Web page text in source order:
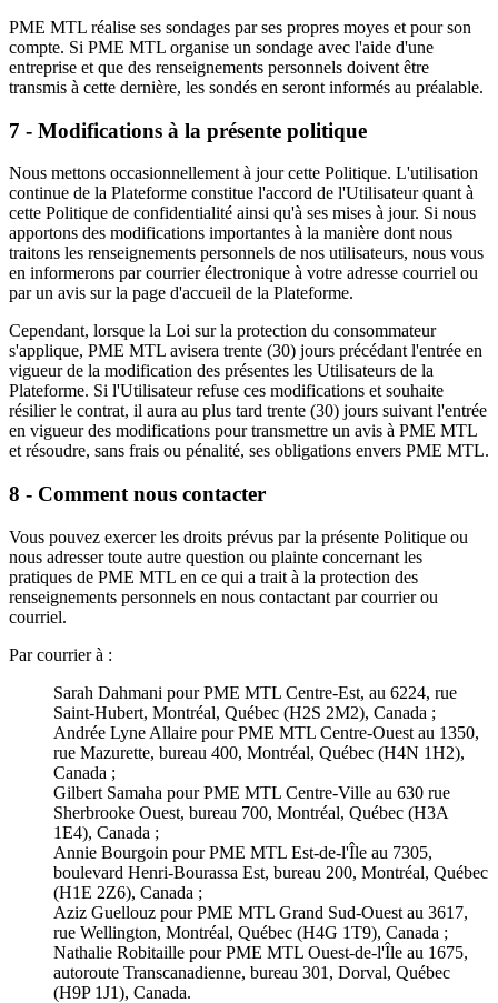
PME MTL réalise ses sondages par ses propres moyes et pour son
compte. Si PME MTL organise un sondage avec l'aide d'une
entreprise et que des renseignements personnels doivent être
transmis à cette dernière, les sondés en seront informés au préalable.
7 - Modifications à la présente politique
Nous mettons occasionnellement à jour cette Politique. L'utilisation
continue de la Plateforme constitue l'accord de l'Utilisateur quant à
cette Politique de confidentialité ainsi qu'à ses mises à jour. Si nous
apportons des modifications importantes à la manière dont nous
traitons les renseignements personnels de nos utilisateurs, nous vous
en informerons par courrier électronique à votre adresse courriel ou
par un avis sur la page d'accueil de la Plateforme.
Cependant, lorsque la Loi sur la protection du consommateur
s'applique, PME MTL avisera trente (30) jours précédant l'entrée en
vigueur de la modification des présentes les Utilisateurs de la
Plateforme. Si l'Utilisateur refuse ces modifications et souhaite
résilier le contrat, il aura au plus tard trente (30) jours suivant l'entrée
en vigueur des modifications pour transmettre un avis à PME MTL
et résoudre, sans frais ou pénalité, ses obligations envers PME MTL.
8 - Comment nous contacter
Vous pouvez exercer les droits prévus par la présente Politique ou
nous adresser toute autre question ou plainte concernant les
pratiques de PME MTL en ce qui a trait à la protection des
renseignements personnels en nous contactant par courrier ou
courriel.
Par courrier à :
Sarah Dahmani pour PME MTL Centre-Est, au 6224, rue
Saint-Hubert, Montréal, Québec (H2S 2M2), Canada ;
Andrée Lyne Allaire pour PME MTL Centre-Ouest au 1350,
rue Mazurette, bureau 400, Montréal, Québec (H4N 1H2),
Canada ;
Gilbert Samaha pour PME MTL Centre-Ville au 630 rue
Sherbrooke Ouest, bureau 700, Montréal, Québec (H3A
1E4), Canada ;
Annie Bourgoin pour PME MTL Est-de-l'Île au 7305,
boulevard Henri-Bourassa Est, bureau 200, Montréal, Québec
(H1E 2Z6), Canada ;
Aziz Guellouz pour PME MTL Grand Sud-Ouest au 3617,
rue Wellington, Montréal, Québec (H4G 1T9), Canada ;
Nathalie Robitaille pour PME MTL Ouest-de-l'Île au 1675,
autoroute Transcanadienne, bureau 301, Dorval, Québec
(H9P 1J1), Canada.